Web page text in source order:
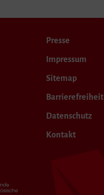
Presse
Impressum
Sitemap
Barrierefreiheit
Datenschutz
Kontakt